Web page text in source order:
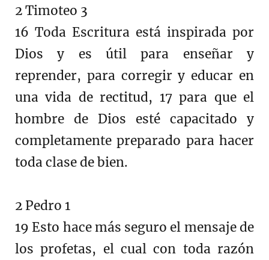
2 Timoteo 3
16 Toda Escritura está inspirada por
Dios y es útil para enseñar y
reprender, para corregir y educar en
una vida de rectitud, 17 para que el
hombre de Dios esté capacitado y
completamente preparado para hacer
toda clase de bien.
2 Pedro 1
19 Esto hace más seguro el mensaje de
los profetas, el cual con toda razón